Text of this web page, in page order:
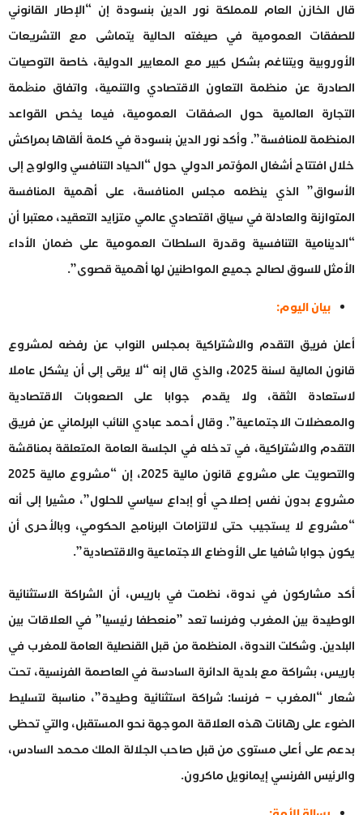
قال الخازن العام للمملكة نور الدين بنسودة إن “الإطار القانوني
للصفقات العمومية في صيغته الحالية يتماشى مع التشريعات
الأوروبية ويتناغم بشكل كبير مع المعايير الدولية، خاصة التوصيات
الصادرة عن منظمة التعاون الاقتصادي والتنمية، واﺗﻔﺎق ﻣﻨﻈﻤﺔ
اﻟﺘﺠﺎرة اﻟﻌﺎلمية ﺣﻮل اﻟﺼﻔﻘﺎت اﻟﻌﻤﻮﻣﻴﺔ، فيما يخص القواعد
المنظمة للمنافسة”. وأكد نور الدين بنسودة في كلمة ألقاها بمراكش
خلال افتتاح أشغال المؤتمر الدولي حول “الحياد التنافسي والولوج إلى
الأسواق” الذي ينظمه مجلس المنافسة، على أهمية المنافسة
المتوازنة والعادلة في سياق اقتصادي عالمي متزايد التعقيد، معتبرا أن
“الدينامية التنافسية وقدرة السلطات العمومية على ضمان الأداء
الأمثل للسوق لصالح جميع المواطنين لها أهمية قصوى”.
بيان اليوم:
أعلن فريق التقدم والاشتراكية بمجلس النواب عن رفضه لمشروع
قانون المالية لسنة 2025، والذي قال إنه “لا يرقى إلى أن يشكل عاملا
لاستعادة الثقة، ولا يقدم جوابا على الصعوبات الاقتصادية
والمعضلات الاجتماعية”. وقال أحمد عبادي النائب البرلماني عن فريق
التقدم والاشتراكية، في تدخله في الجلسة العامة المتعلقة بمناقشة
والتصويت على مشروع قانون مالية 2025، إن “مشروع مالية 2025
مشروع بدون نفس إصلاحي أو إبداع سياسي للحلول”، مشيرا إلى أنه
“مشروع لا يستجيب حتى لالتزامات البرنامج الحكومي، وبالأحرى أن
يكون جوابا شافيا على الأوضاع الاجتماعية والاقتصادية”.
أكد مشاركون في ندوة، نظمت في باريس، أن الشراكة الاستثنائية
الوطيدة بين المغرب وفرنسا تعد ”منعطفا رئيسيا” في العلاقات بين
البلدين. وشكلت الندوة، المنظمة من قبل القنصلية العامة للمغرب في
باريس، بشراكة مع بلدية الدائرة السادسة في العاصمة الفرنسية، تحت
شعار “المغرب – فرنسا: شراكة استثنائية وطيدة”، مناسبة لتسليط
الضوء على رهانات هذه العلاقة الموجهة نحو المستقبل، والتي تحظى
بدعم على أعلى مستوى من قبل صاحب الجلالة الملك محمد السادس،
والرئيس الفرنسي إيمانويل ماكرون.